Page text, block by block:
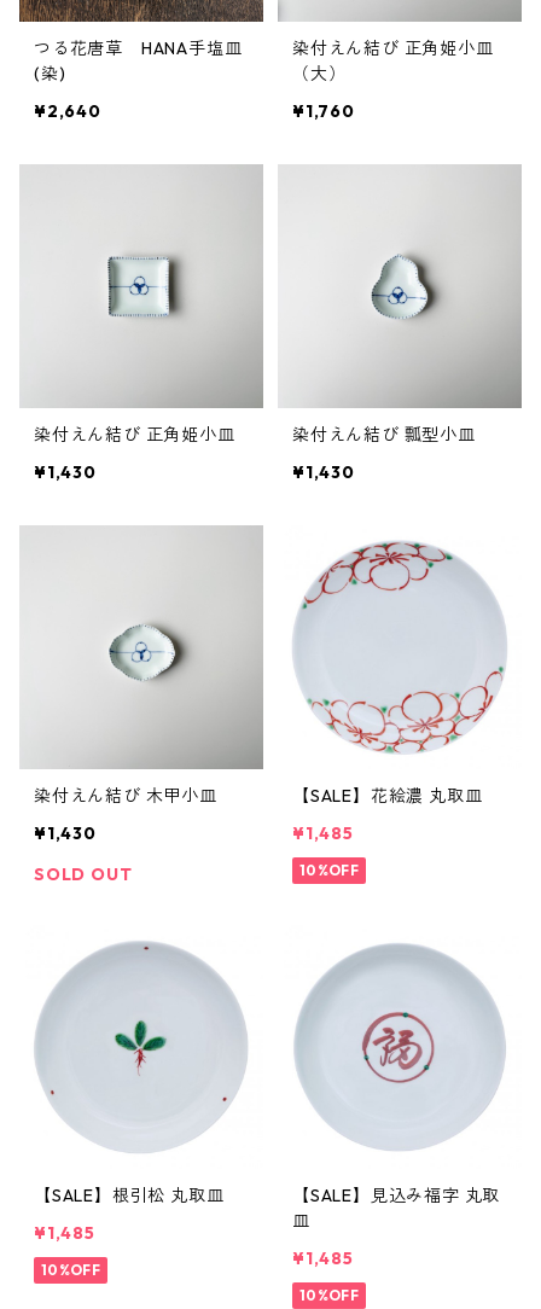
つる花唐草 HANA手塩皿
(染)
¥2,640
染付えん結び 正角姫小皿
（大）
¥1,760
染付えん結び 正角姫小皿
¥1,430
染付えん結び 瓢型小皿
¥1,430
染付えん結び 木甲小皿
¥1,430
SOLD OUT
【SALE】花絵濃 丸取皿
¥1,485
10%OFF
【SALE】根引松 丸取皿
¥1,485
10%OFF
【SALE】見込み福字 丸取
皿
¥1,485
10%OFF